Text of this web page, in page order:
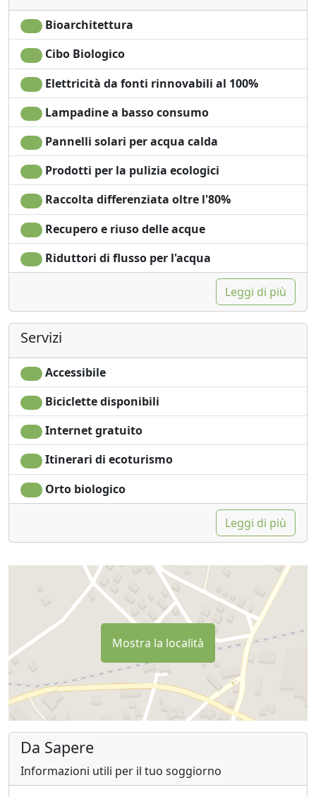
Cucina
Angolo cottura
Asciugacapelli
Soggiorno
Terrazza
Patio
Stendibiancheria
Asciugamani
Lenzuola
Armadio o
Guardaroba
Scrivania
Ferro da stiro
Barbecue
Shampoo plastic-free,
Lavatrice
Giardino
Vista giardino
Vista panoramica
Ingresso
indipendente
Microonde
Accessibilità
Bioarchitettura
Cibo Biologico
Elettricità da fonti rinnovabili al 100%
Lampadine a basso consumo
Pannelli solari per acqua calda
Prodotti per la pulizia ecologici
Raccolta differenziata oltre l'80%
Recupero e riuso delle acque
Riduttori di flusso per l'acqua
Leggi di più
Servizi
Accessibile
Biciclette disponibili
Internet gratuito
Itinerari di ecoturismo
Orto biologico
Leggi di più
Mostra la località
Da Sapere
Informazioni utili per il tuo soggiorno